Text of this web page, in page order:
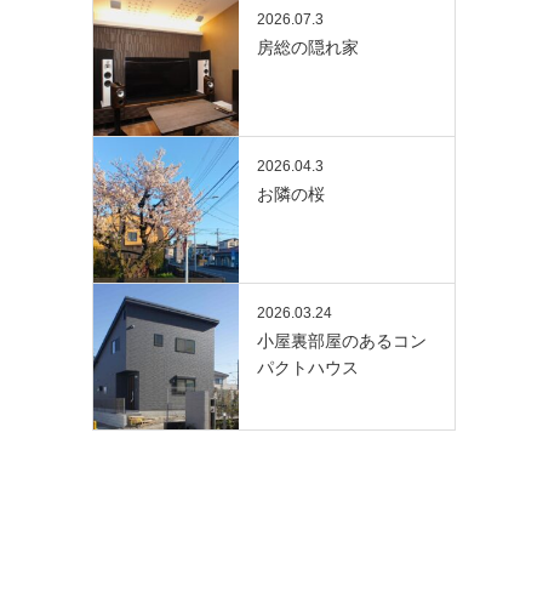
2026.07.3
房総の隠れ家
2026.04.3
お隣の桜
2026.03.24
小屋裏部屋のあるコン
パクトハウス